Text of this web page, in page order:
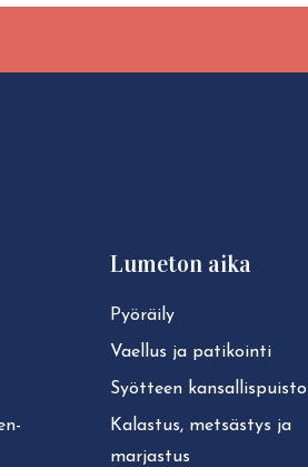
Lumeton aika
Pyöräily
Vaellus ja patikointi
Syötteen kan­sal­lis­puis­to
Kalastus, metsästys ja
marjastus